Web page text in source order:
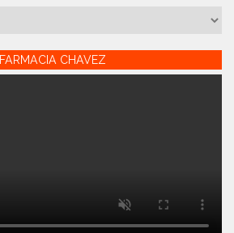
FARMACIA CHAVEZ